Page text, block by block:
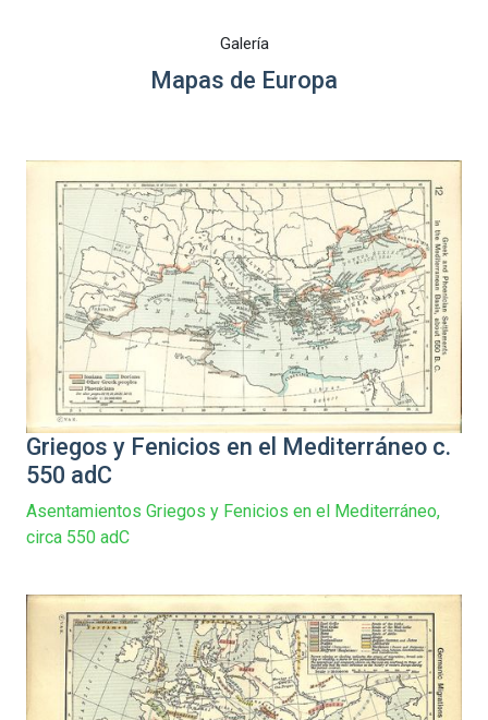
Galería
Mapas de Europa
Griegos y Fenicios en el Mediterráneo c.
550 adC
Asentamientos Griegos y Fenicios en el Mediterráneo,
circa 550 adC